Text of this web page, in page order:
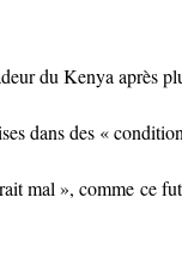
du Kenya après
dans des «
mal », comme ce